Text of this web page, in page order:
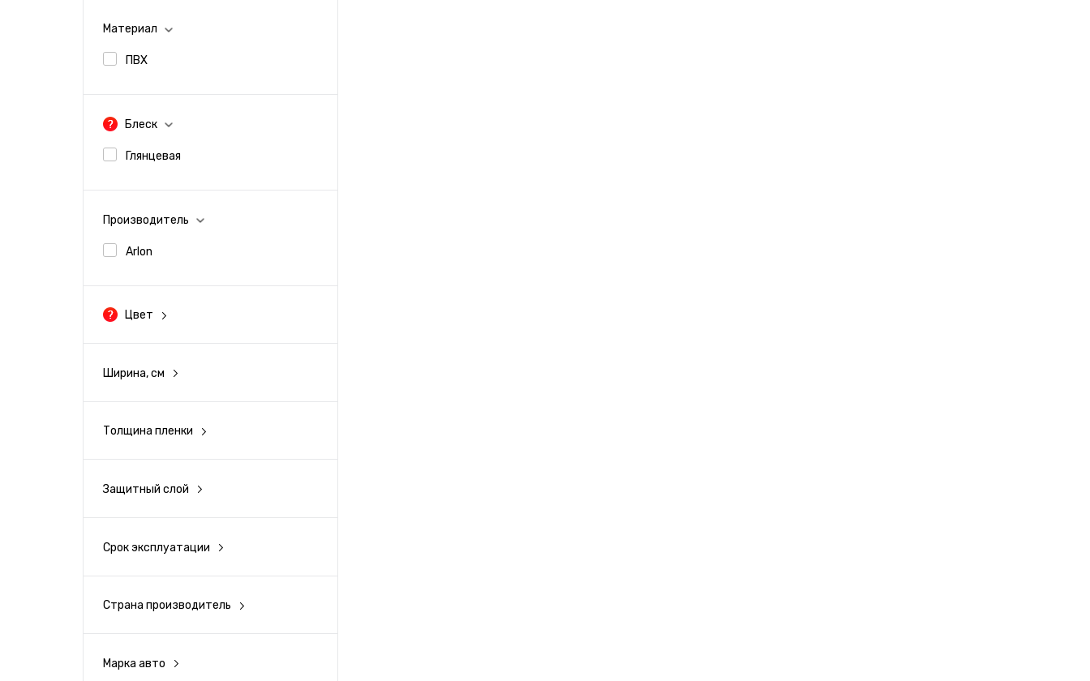
Материал
ПВХ
Блеск
Глянцевая
Производитель
Arlon
Цвет
Ширина, см
Толщина пленки
Защитный слой
Срок эксплуатации
Страна производитель
Марка авто